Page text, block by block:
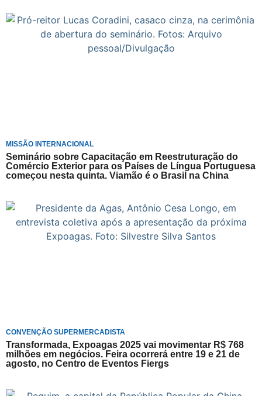
MISSÃO INTERNACIONAL
Seminário sobre Capacitação em Reestruturação do
Comércio Exterior para os Países de Língua Portuguesa
começou nesta quinta. Viamão é o Brasil na China
CONVENÇÃO SUPERMERCADISTA
Transformada, Expoagas 2025 vai movimentar R$ 768
milhões em negócios. Feira ocorrerá entre 19 e 21 de
agosto, no Centro de Eventos Fiergs